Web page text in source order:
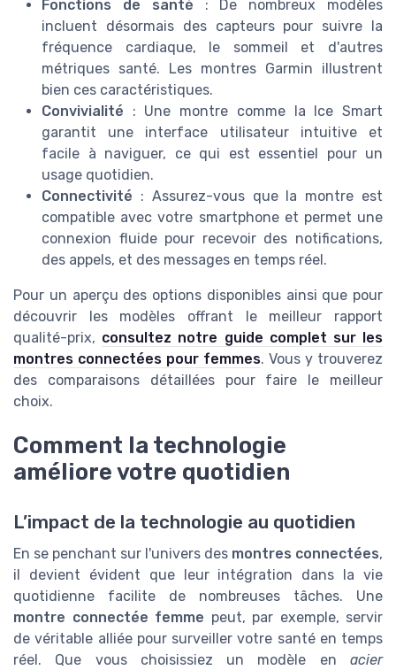
Fonctions de santé : De nombreux modèles
incluent désormais des capteurs pour suivre la
fréquence cardiaque, le sommeil et d'autres
métriques santé. Les montres Garmin illustrent
bien ces caractéristiques.
Convivialité : Une montre comme la Ice Smart
garantit une interface utilisateur intuitive et
facile à naviguer, ce qui est essentiel pour un
usage quotidien.
Connectivité : Assurez-vous que la montre est
compatible avec votre smartphone et permet une
connexion fluide pour recevoir des notifications,
des appels, et des messages en temps réel.
Pour un aperçu des options disponibles ainsi que pour
découvrir les modèles offrant le meilleur rapport
qualité-prix, consultez notre guide complet sur les
montres connectées pour femmes. Vous y trouverez
des comparaisons détaillées pour faire le meilleur
choix.
Comment la technologie
améliore votre quotidien
L’impact de la technologie au quotidien
En se penchant sur l'univers des montres connectées,
il devient évident que leur intégration dans la vie
quotidienne facilite de nombreuses tâches. Une
montre connectée femme peut, par exemple, servir
de véritable alliée pour surveiller votre santé en temps
réel. Que vous choisissiez un modèle en acier